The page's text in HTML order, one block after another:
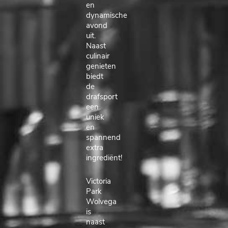
en
dynamische
avond
uit.
Naast
culinair
genieten
biedt
de
drafsport
een
uniek
en
spannend
extra
ingrediënt!
Victoria
Park
Wolvega
is
naast